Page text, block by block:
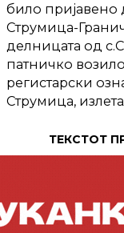
било пријавено
Струмица-
делницата од
патничко
регистарски
Струмица,
ТЕКСТОТ